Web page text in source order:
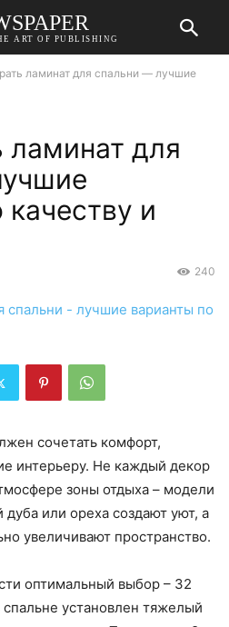
ART OF PUBLISHING
ламинат для спальни — лучшие
ламинат для
и
240
сочетать комфорт,
интерьеру. Не каждый декор
зоны отдыха – модели
или ореха создают уют, а
увеличивают пространство.
оптимальный выбор – 32
установлен тяжелый